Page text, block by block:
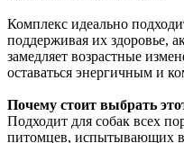
Комплекс идеально
поддерживая их здоровье,
замедляет возрастные
оставаться энергичным и
Почему стоит выбрать
Подходит для собак всех
питомцев, испытывающих